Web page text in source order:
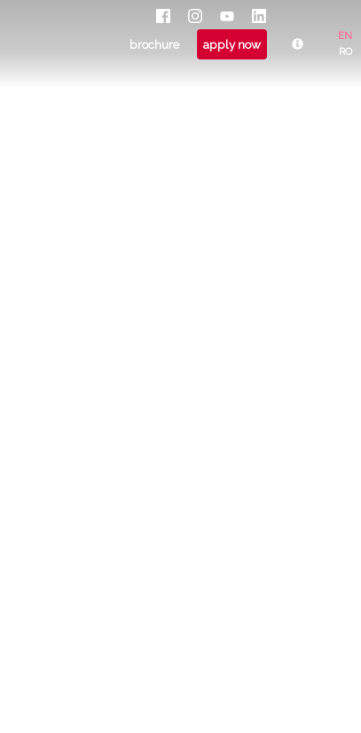
brochure apply now
EN
RO